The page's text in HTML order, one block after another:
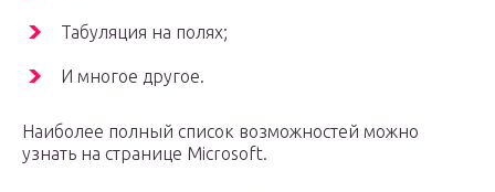
Табуляция на полях;
И многое другое.
Наиболее полный список возможностей можно
узнать на странице Microsoft.